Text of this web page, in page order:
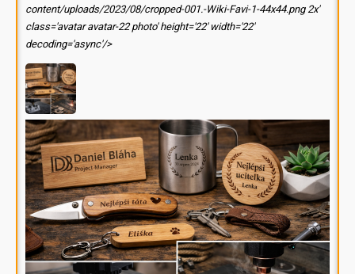
content/uploads/2023/08/cropped-001.-Wiki-Favi-1-44x44.png 2x'
class='avatar avatar-22 photo' height='22' width='22'
decoding='async'/>